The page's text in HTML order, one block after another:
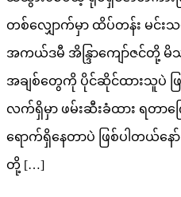
တစ်လျှောက်မှာ ထိပ်တန်း မင်
အကယ်ဒမီ အိန္ဒြာကျော်ဇင်တို့
အချစ်တွေကို ပိုင်ဆိုင်ထားသူပဲ ဖ
လက်ရှိမှာ ဖမ်းဆီးခံထား ရတာက
ရောက်ရှိနေတာပဲ ဖြစ်ပါတယ်နေ
တို့ […]